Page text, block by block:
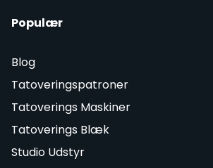
Populær
Blog
Tatoveringspatroner
Tatoverings Maskiner
Tatoverings Blæk
Studio Udstyr